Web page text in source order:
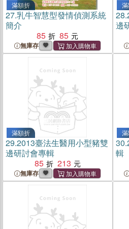
滿額折
27.乳牛智慧型發情偵測系統
簡介
85
85
無庫存
28.
邊
滿額折
29.2013臺法生醫用小型豬雙
邊研討會專輯
85
213
無庫存
30.
輯